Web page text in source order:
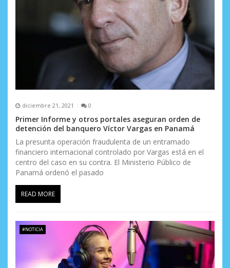
diciembre 21, 2021 0
Primer Informe y otros portales aseguran orden de
detención del banquero Víctor Vargas en Panamá
La presunta operación fraudulenta de un entramado
financiero internacional controlado por Vargas está en el
centro del caso en su contra. El Ministerio Público de
Panamá ordenó el pasado
READ MORE
#NOTICIA